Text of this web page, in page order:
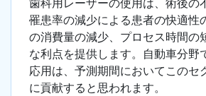
歯科用レーザーの使用は、術後の
罹患率の減少による患者の快適性
の消費量の減少、プロセス時間の
な利点を提供します。自動車分野
応用は、予測期間においてこのセ
に貢献すると思われます。